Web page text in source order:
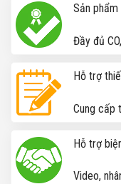
Sản
Đầy đủ
Hỗ trợ
Cung cấp
Hỗ trợ
Video,